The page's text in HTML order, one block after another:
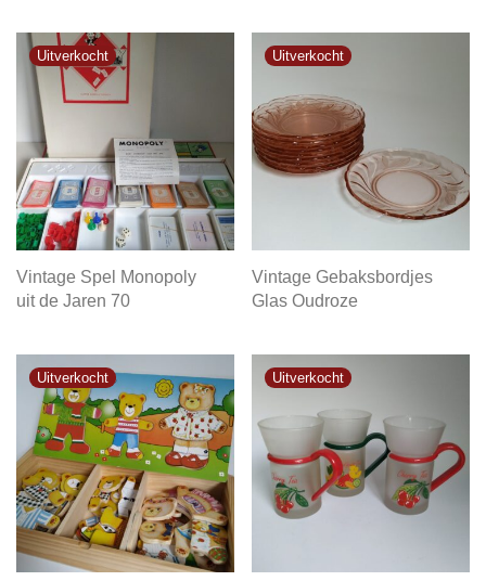
Vintage Spel Monopoly
uit de Jaren 70
Vintage Gebaksbordjes
Glas Oudroze